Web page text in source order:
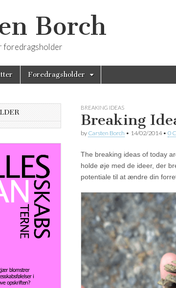
Borch
Foredragsholder
BREAKING IDEAS
Breaking
by Carsten Borch • 14/02/2014• 0
The breaking ideas of today
holde øje med de ideer, der
potentiale til at ændre din